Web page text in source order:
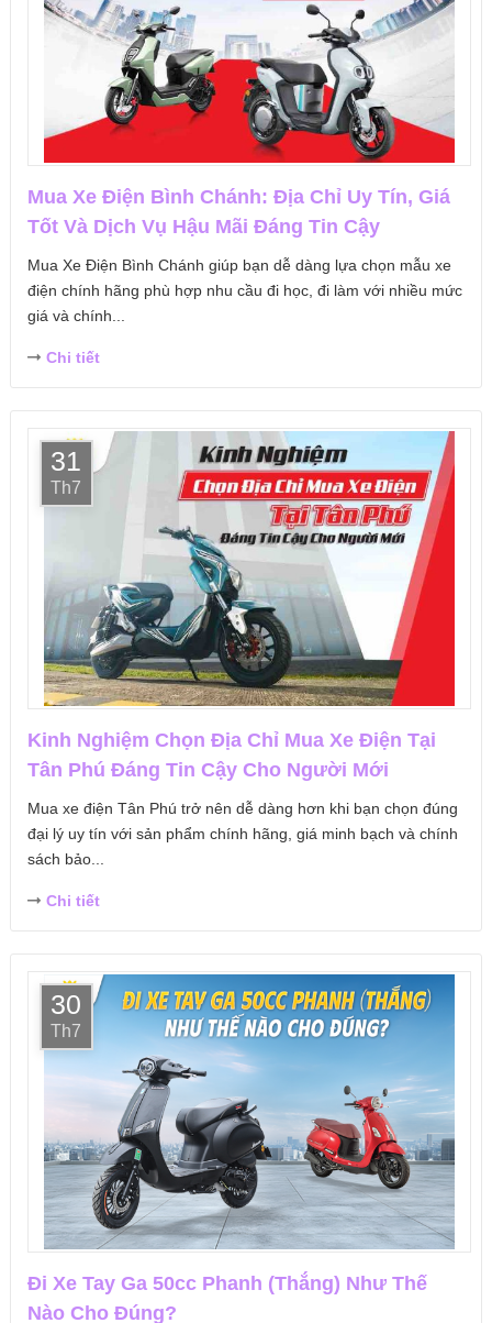
Mua Xe Điện Bình Chánh: Địa Chỉ Uy Tín, Giá
Tốt Và Dịch Vụ Hậu Mãi Đáng Tin Cậy
Mua Xe Điện Bình Chánh giúp bạn dễ dàng lựa chọn mẫu xe
điện chính hãng phù hợp nhu cầu đi học, đi làm với nhiều mức
giá và chính...
Chi tiết
31
Th7
Kinh Nghiệm Chọn Địa Chỉ Mua Xe Điện Tại
Tân Phú Đáng Tin Cậy Cho Người Mới
Mua xe điện Tân Phú trở nên dễ dàng hơn khi bạn chọn đúng
đại lý uy tín với sản phẩm chính hãng, giá minh bạch và chính
sách bảo...
Chi tiết
30
Th7
Đi Xe Tay Ga 50cc Phanh (Thắng) Như Thế
Nào Cho Đúng?